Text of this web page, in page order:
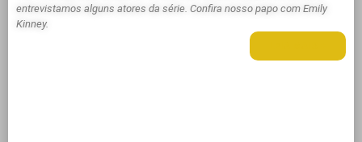
entrevistamos alguns atores da série. Confira nosso papo com Emily
Kinney.